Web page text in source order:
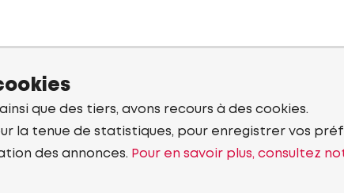
que des tiers, avons recours à des cookies.
la tenue de statistiques, pour enregistrer vos
des annonces. Pour en savoir plus, consultez